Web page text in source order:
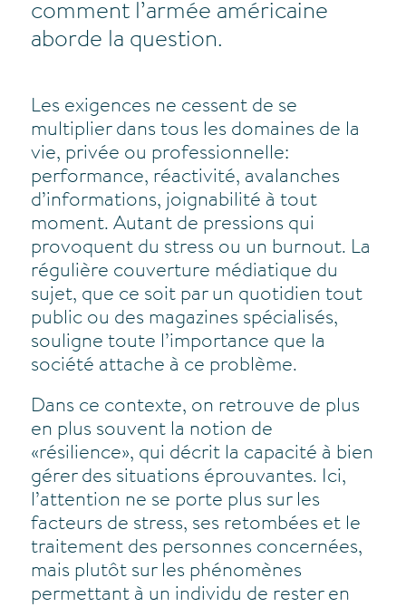
comment l’armée américaine
aborde la question.
Les exigences ne cessent de se
multiplier dans tous les domaines de la
vie, privée ou professionnelle:
performance, réactivité, avalanches
d’informations, joignabilité à tout
moment. Autant de pressions qui
provoquent du stress ou un burnout. La
régulière couverture médiatique du
sujet, que ce soit par un quotidien tout
public ou des magazines spécialisés,
souligne toute l’importance que la
société attache à ce problème.
Dans ce contexte, on retrouve de plus
en plus souvent la notion de
«résilience», qui décrit la capacité à bien
gérer des situations éprouvantes. Ici,
l’attention ne se porte plus sur les
facteurs de stress, ses retombées et le
traitement des personnes concernées,
mais plutôt sur les phénomènes
permettant à un individu de rester en